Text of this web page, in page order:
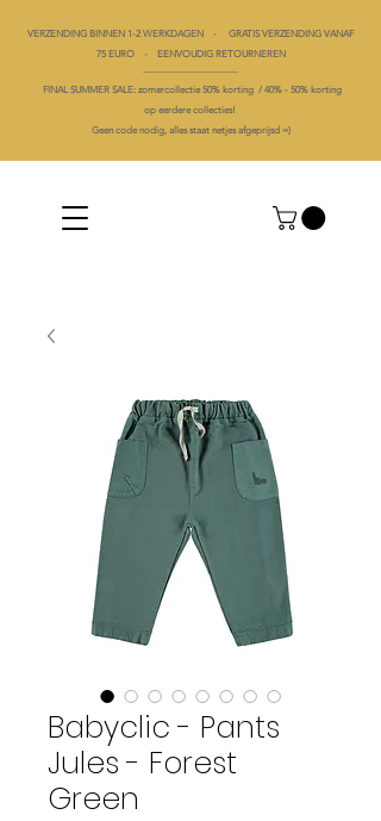
VERZENDING BINNEN 1-2 WERKDAGEN - GRATIS VERZENDING VANAF
75 EURO - EENVOUDIG RETOURNEREN
----------------------------------------
FINAL SUMMER SALE: zomercollectie 50% korting / 40% - 50% korting
op eerdere collecties!
Geen code nodig, alles staat netjes afgeprijsd =)
Babyclic - Pants
Jules - Forest
Green